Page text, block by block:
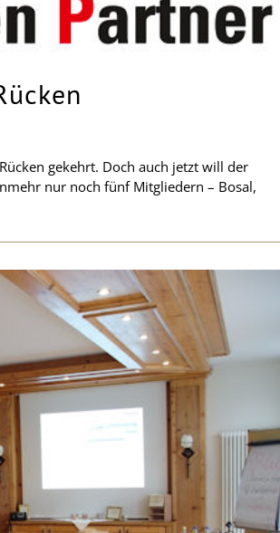
gekehrt. Doch auch jetzt will der
nur noch fünf Mitgliedern – Bosal,